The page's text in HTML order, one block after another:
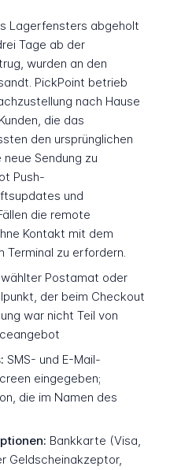
Lagerfensters abgeholt
Tage ab der
wurden an den
PickPoint betrieb
nach Hause
die das
den ursprünglichen
Sendung zu
Push-
und
die remote
Kontakt mit dem
Terminal zu erfordern.
Postamat oder
der beim Checkout
war nicht Teil von
SMS- und E-Mail-
eingegeben;
die im Namen des
Bankkarte (Visa,
Geldscheinakzeptor,